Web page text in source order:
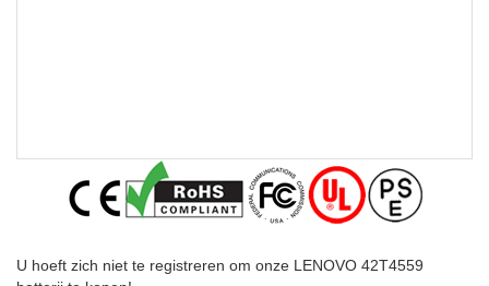
U hoeft zich niet te registreren om onze LENOVO 42T4559